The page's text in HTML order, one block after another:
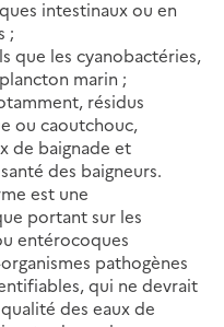
intestinaux ou en
;
que les cyanobactéries,
marin ;
résidus
ou caoutchouc,
de baignade et
des baigneurs.
est une
portant sur les
entérocoques
pathogènes
qui ne devrait
des eaux de